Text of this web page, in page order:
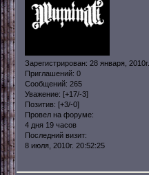
Зарегистрирован: 28 января, 2010г.
Приглашений: 0
Сообщений: 265
Уважение: [+17/-3]
Позитив: [+3/-0]
Провел на форуме:
4 дня 19 часов
Последний визит:
8 июля, 2010г. 20:52:25